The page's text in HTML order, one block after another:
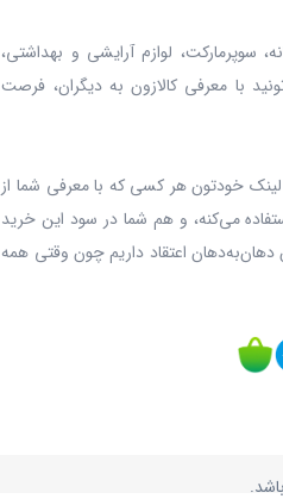
سوپرمارکت، لوازم آرایشی و بهداشتی،
با معرفی کالازون به دیگران، فرصت
خودتون هر کسی که با معرفی شما از
می‌کنه، و هم شما در سود این خرید
اعتقاد داریم چون وقتی همه